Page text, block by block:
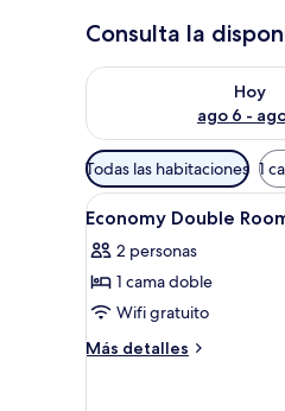
Consulta la
Hoy
ago 6 -
Consulta la
Filtros
disponibles
para
habitaciones
Todas las habitaciones 1
Abrir
todas
las
fotos
de
Economy
8
Economy Double
2 personas
1 cama doble
Wifi gratuito
Más detalles
Más